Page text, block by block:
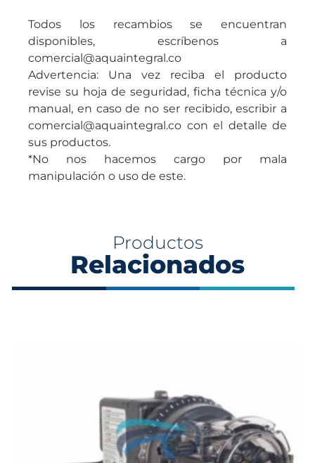
Todos los recambios se encuentran
disponibles, escríbenos a
comercial@aquaintegral.co
Advertencia: Una vez reciba el producto
revise su hoja de seguridad, ficha técnica y/o
manual, en caso de no ser recibido, escribir a
comercial@aquaintegral.co con el detalle de
sus productos.
*No nos hacemos cargo por mala
manipulación o uso de este.
Productos
Relacionados